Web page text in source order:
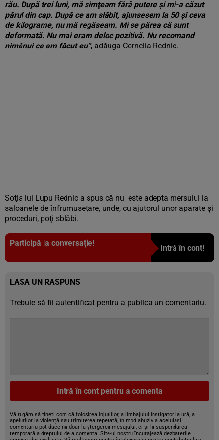
rău. După trei luni, mă simţeam fără putere şi mi-a căzut
părul din cap. După ce am slăbit, ajunsesem la 50 şi ceva
de kilograme, nu mă regăseam. Mi se părea că sunt
deformată. Nu mai eram deloc pozitivă. Nu recomand
nimănui ce am făcut eu”, adăuga Cornelia Rednic.
Soţia lui Lupu Rednic a spus că nu este adepta mersului la
saloanele de înfrumuseţare, unde, cu ajutorul unor aparate şi
proceduri, poţi sblăbi.
Participă la conversație!
Intră în cont!
LASĂ UN RĂSPUNS
Trebuie să fii autentificat pentru a publica un comentariu.
Intră în cont pentru a comenta
Vă rugăm să țineți cont că folosirea injuriilor, a limbajului instigator la ură, a
apelurilor la violență sau trimiterea repetată, în mod abuziv, a aceluiași
comentariu pot duce nu doar la ștergerea mesajului, ci și la suspendarea
temporară a dreptului de a comenta. Site-ul nostru încurajează dezbaterile